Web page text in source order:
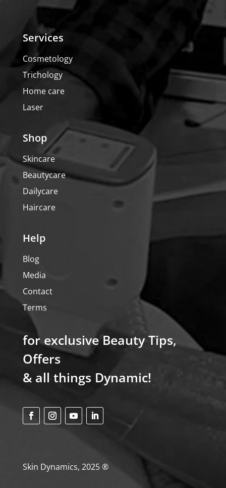
Services
Cosmetology
Trichology
Home care
Laser
Shop
Skincare
Beautycare
Dailycare
Haircare
Help
Blog
Media
Contact
Terms
for exclusive Beauty Tips,
Offers
& all things Dynamic!
Skin Dynamics, 2025 ®